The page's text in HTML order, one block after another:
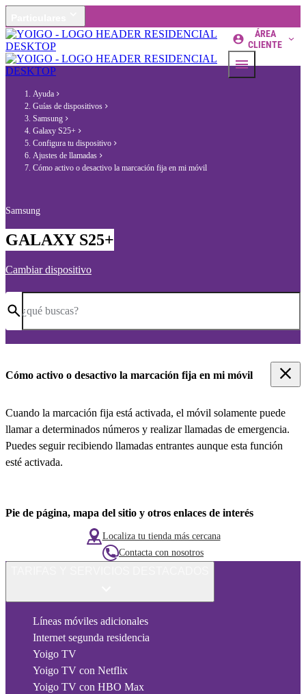
ÁREA
CLIENTE
Ayuda
Guías de dispositivos
Samsung
Galaxy S25+
Configura tu dispositivo
Ajustes de llamadas
Cómo activo o desactivo la marcación fija en mi móvil
Samsung
GALAXY S25+
Cambiar dispositivo
¿qué buscas?
Cómo activo o desactivo la marcación fija en mi móvil
Cuando la marcación fija está activada, el móvil solamente puede
llamar a determinados números y realizar llamadas de emergencia.
Puedes seguir recibiendo llamadas entrantes aunque esta función
esté activada.
Pie de página, mapa del sitio y otros enlaces de interés
Localiza tu tienda más cercana
Contacta con nosotros
Líneas móviles adicionales
Internet segunda residencia
Yoigo TV
Yoigo TV con Netflix
Yoigo TV con HBO Max